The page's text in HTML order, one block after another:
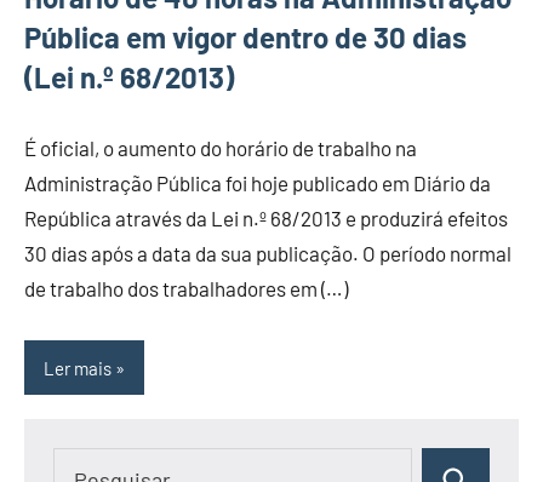
Pública em vigor dentro de 30 dias
(Lei n.º 68/2013)
É oficial, o aumento do horário de trabalho na
Administração Pública foi hoje publicado em Diário da
República através da Lei n.º 68/2013 e produzirá efeitos
30 dias após a data da sua publicação. O período normal
de trabalho dos trabalhadores em (…)
Ler mais